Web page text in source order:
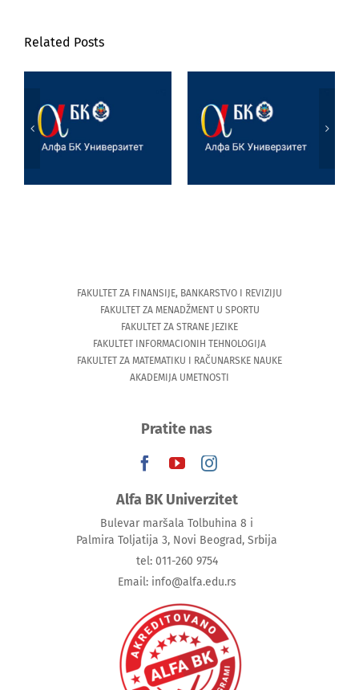
Related Posts
Jezik, književnost
i veštačka
Marijane
Joksimović
Univerzitetu u
FAKULTET ZA FINANSIJE, BANKARSTVO I REVIZIJU
FAKULTET ZA MENADŽMENT U SPORTU
FAKULTET ZA STRANE JEZIKE
FAKULTET INFORMACIONIH TEHNOLOGIJA
FAKULTET ZA MATEMATIKU I RAČUNARSKE NAUKE
AKADEMIJA UMETNOSTI
Pratite nas
Alfa BK Univerzitet
Bulevar maršala Tolbuhina 8 i
Palmira Toljatija 3, Novi Beograd, Srbija
tel: 011-260 9754
Email: info@alfa.edu.rs